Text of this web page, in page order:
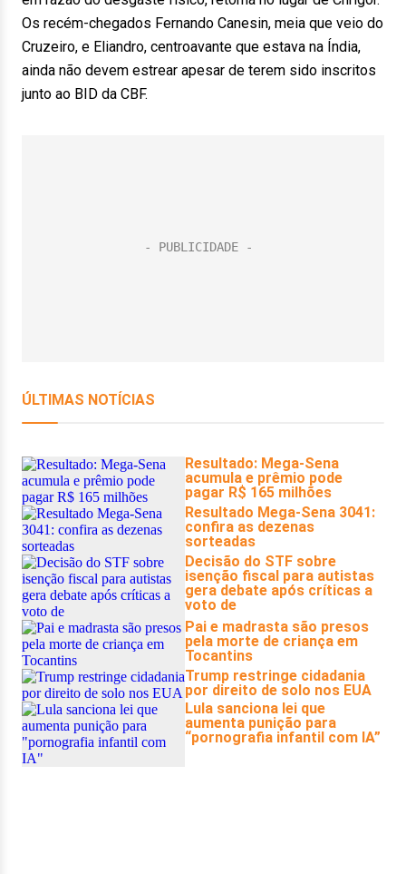
Os recém-chegados Fernando Canesin, meia que veio do
Cruzeiro, e Eliandro, centroavante que estava na Índia,
ainda não devem estrear apesar de terem sido inscritos
junto ao BID da CBF.